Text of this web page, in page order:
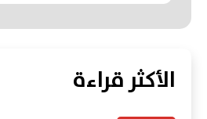
الأكثر قراءة